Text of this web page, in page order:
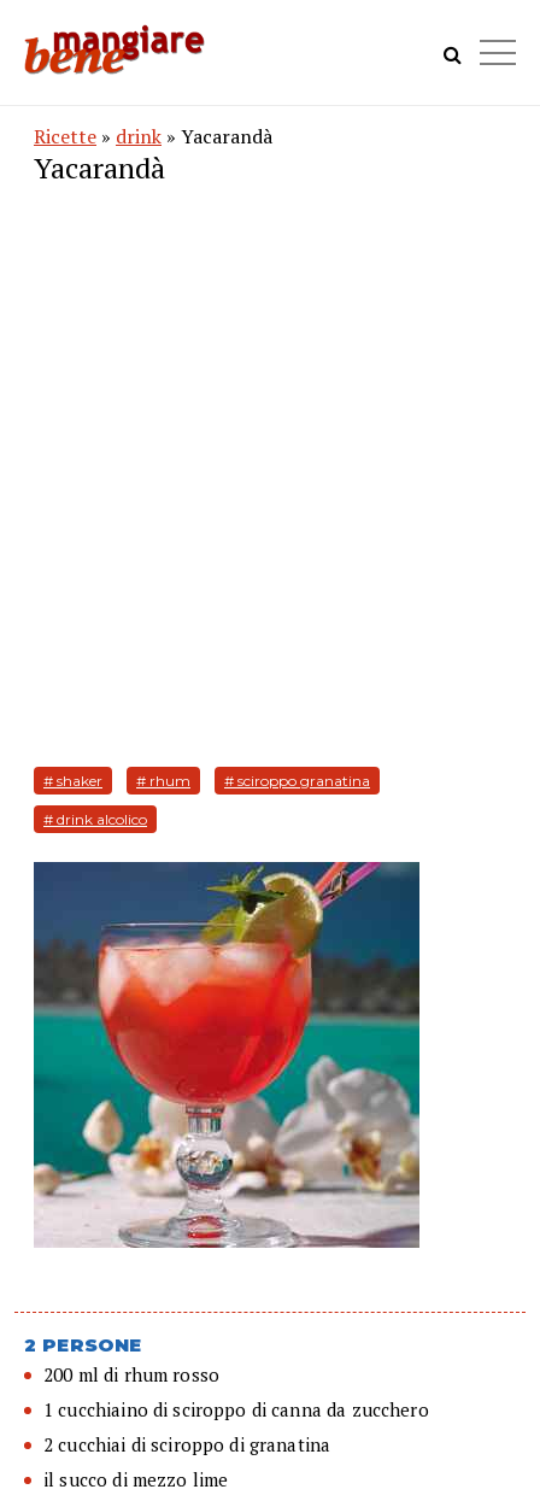
Ricette » drink » Yacarandà
Yacarandà
# shaker # rhum # sciroppo granatina
# drink alcolico
2 PERSONE
200 ml di rhum rosso
1 cucchiaino di sciroppo di canna da zucchero
2 cucchiai di sciroppo di granatina
il succo di mezzo lime